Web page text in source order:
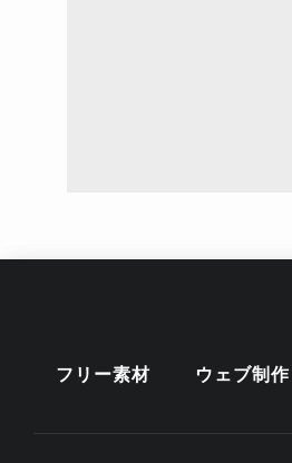
フリー素材 ウェブ制作